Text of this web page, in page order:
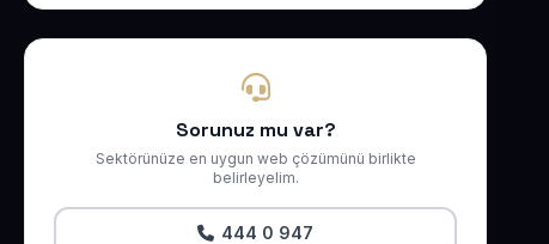
Sorunuz mu var?
Sektörünüze en uygun web çözümünü birlikte
belirleyelim.
444 0 947